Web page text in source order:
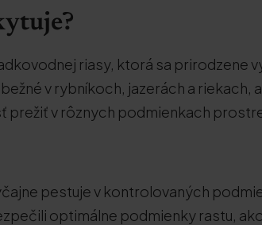
riasy, ktorá sa prirodzene
v rybníkoch, jazerách a riekach,
prežiť v rôznych podmienkach
pestuje v kontrolovaných
optimálne podmienky rastu,